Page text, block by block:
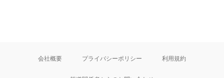
会社概要 プライバシーポリシー 利用規約